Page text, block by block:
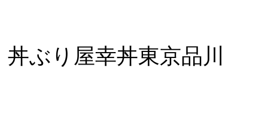
丼ぶり屋幸丼東京品川